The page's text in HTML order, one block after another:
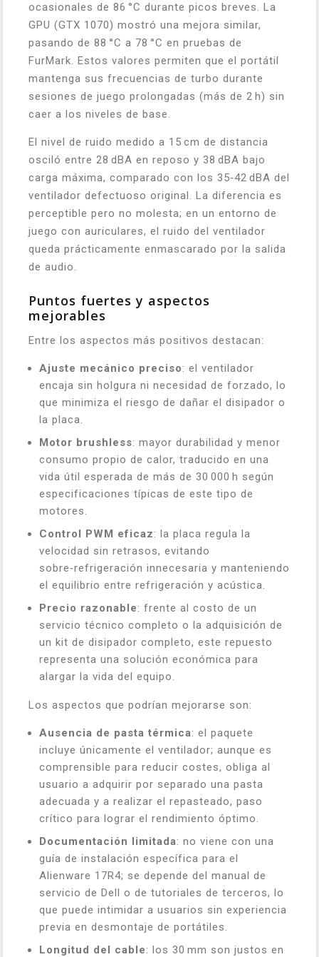
ocasionales de 86 °C durante picos breves. La
GPU (GTX 1070) mostró una mejora similar,
pasando de 88 °C a 78 °C en pruebas de
FurMark. Estos valores permiten que el portátil
mantenga sus frecuencias de turbo durante
sesiones de juego prolongadas (más de 2 h) sin
caer a los niveles de base.
El nivel de ruido medido a 15 cm de distancia
osciló entre 28 dBA en reposo y 38 dBA bajo
carga máxima, comparado con los 35‑42 dBA del
ventilador defectuoso original. La diferencia es
perceptible pero no molesta; en un entorno de
juego con auriculares, el ruido del ventilador
queda prácticamente enmascarado por la salida
de audio.
Puntos fuertes y aspectos
mejorables
Entre los aspectos más positivos destacan:
Ajuste mecánico preciso: el ventilador
encaja sin holgura ni necesidad de forzado, lo
que minimiza el riesgo de dañar el disipador o
la placa.
Motor brushless: mayor durabilidad y menor
consumo propio de calor, traducido en una
vida útil esperada de más de 30 000 h según
especificaciones típicas de este tipo de
motores.
Control PWM eficaz: la placa regula la
velocidad sin retrasos, evitando
sobre‑refrigeración innecesaria y manteniendo
el equilibrio entre refrigeración y acústica.
Precio razonable: frente al costo de un
servicio técnico completo o la adquisición de
un kit de disipador completo, este repuesto
representa una solución económica para
alargar la vida del equipo.
Los aspectos que podrían mejorarse son:
Ausencia de pasta térmica: el paquete
incluye únicamente el ventilador; aunque es
comprensible para reducir costes, obliga al
usuario a adquirir por separado una pasta
adecuada y a realizar el repasteado, paso
crítico para lograr el rendimiento óptimo.
Documentación limitada: no viene con una
guía de instalación específica para el
Alienware 17R4; se depende del manual de
servicio de Dell o de tutoriales de terceros, lo
que puede intimidar a usuarios sin experiencia
previa en desmontaje de portátiles.
Longitud del cable: los 30 mm son justos en